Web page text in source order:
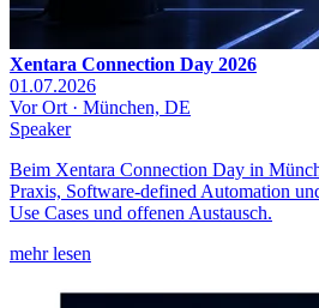
Xentara Connection Day 2026
01.07.2026
Vor Ort · München, DE
Speaker
Beim Xentara Connection Day in
Praxis, Software-defined Automation
Use Cases und offenen Austausch.
mehr lesen